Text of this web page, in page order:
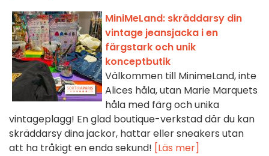
MiniMeLand: skräddarsy din
vintage jeansjacka i en
färgstark och unik
konceptbutik
Välkommen till MinimeLand, inte
Alices håla, utan Marie Marquets
håla med färg och unika
vintageplagg! En glad boutique-verkstad där du kan
skräddarsy dina jackor, hattar eller sneakers utan
att ha tråkigt en enda sekund! [Läs mer]